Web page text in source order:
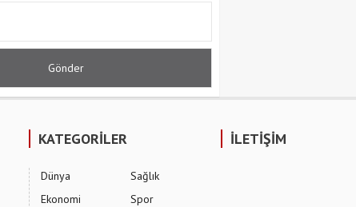
KATEGORİLER
Dünya
Ekonomi
Sağlık
Spor
İLETİŞİM